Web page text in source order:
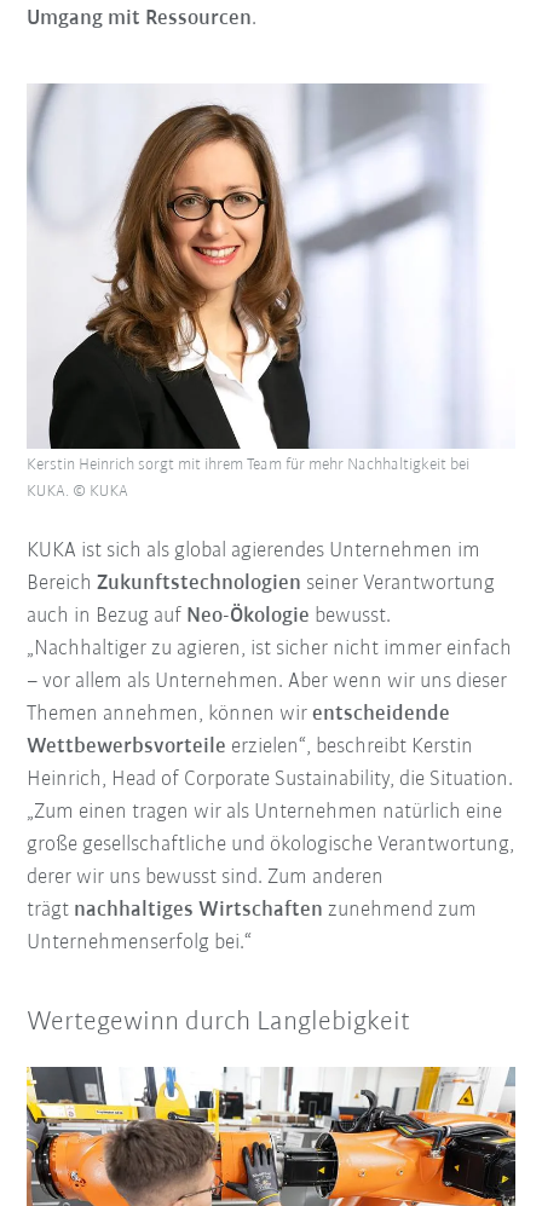
Umgang mit Ressourcen.
KUKA ist sich als global agierendes Unternehmen im
BereichZukunftstechnologien seiner Verantwortung
auch in Bezug auf Neo-Ökologie bewusst.
„Nachhaltiger zu agieren, ist sicher nicht immer einfach
– vor allem als Unternehmen. Aber wenn wir uns dieser
Themen annehmen, können wirentscheidende
Wettbewerbsvorteile erzielen“, beschreibt Kerstin
Heinrich, Head of Corporate Sustainability, die Situation.
„Zum einen tragen wir als Unternehmen natürlich eine
große gesellschaftliche und ökologische Verantwortung,
derer wir uns bewusst sind. Zum anderen
trägt nachhaltiges Wirtschaften zunehmend zum
Unternehmenserfolg bei.“
Kerstin Heinrich sorgt mit ihrem Team für mehr Nachhaltigkeit bei
KUKA. © KUKA
Wertegewinn durch Langlebigkeit